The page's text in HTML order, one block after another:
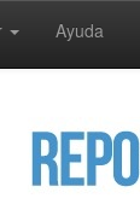
Ayuda